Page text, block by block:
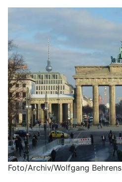
Foto/Archiv/Wolfgang Behrens